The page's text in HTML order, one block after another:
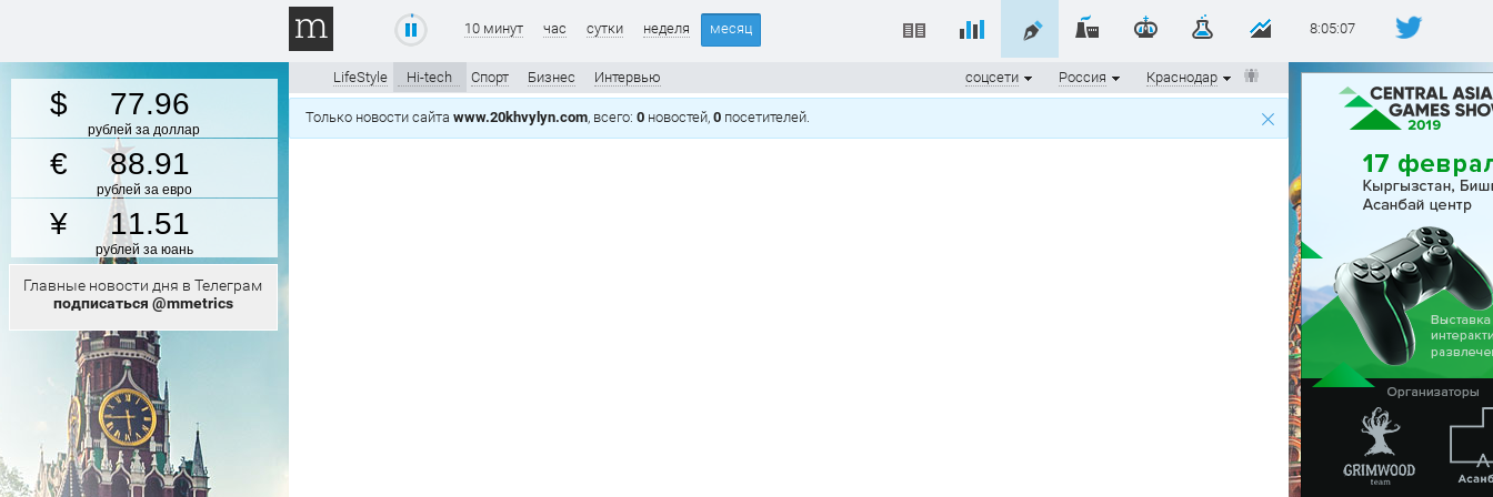
77.96
рублей за доллар
88.91
рублей за евро
11.51
рублей за юань
Главные новости дня в Телеграм
подписаться @mmetrics
8:05:08
10 минут час сутки неделя месяц
LifeStyle Hi-tech Спорт Бизнес Интервью Краснодар
Россия
соцсети
Только новости сайта www.20khvylyn.com, всего: 0 новостей, 0 посетителей.